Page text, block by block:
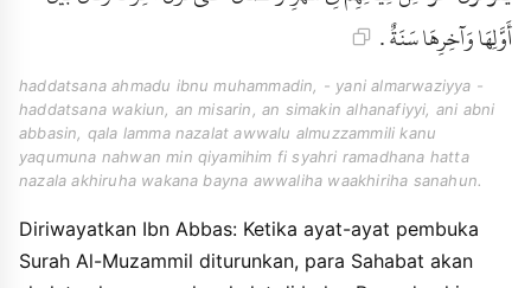
أَوَّلِهَا وَآخِرِهَا سَنَةٌ .
haddatsana ahmadu ibnu muhammadin, - yani almarwaziyya -
haddatsana wakiun, an misarin, an simakin alhanafiyyi, ani abni
abbasin, qala lamma nazalat awwalu almuzzammili kanu
yaqumuna nahwan min qiyamihim fi syahri ramadhana hatta
nazala akhiruha wakana bayna awwaliha waakhiriha sanahun.
Diriwayatkan Ibn Abbas: Ketika ayat-ayat pembuka
Surah Al-Muzammil diturunkan, para Sahabat akan